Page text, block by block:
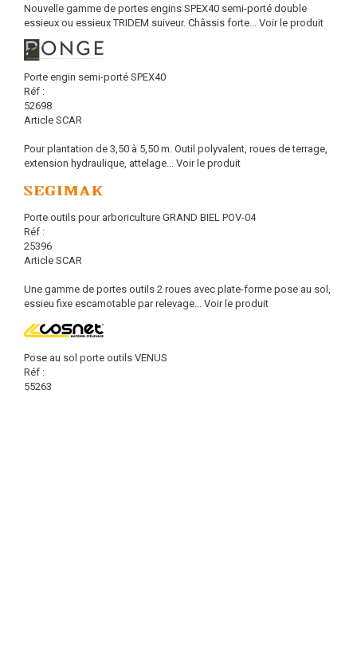
Nouvelle gamme de portes engins SPEX40 semi-porté double
essieux ou essieux TRIDEM suiveur. Châssis forte... Voir le produit
Porte engin semi-porté SPEX40
Réf :
52698
Article SCAR
Pour plantation de 3,50 à 5,50 m. Outil polyvalent, roues de terrage,
extension hydraulique, attelage... Voir le produit
Porte outils pour arboriculture GRAND BIEL POV-04
Réf :
25396
Article SCAR
Une gamme de portes outils 2 roues avec plate-forme pose au sol,
essieu fixe escamotable par relevage... Voir le produit
Pose au sol porte outils VENUS
Réf :
55263